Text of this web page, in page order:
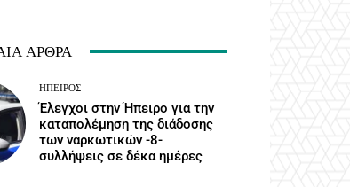
ΆΡΘΡΑ
ΉΠΕΙΡΟΣ
Έλεγχοι στην Ήπειρο για την
καταπολέμηση της διάδοσης
των ναρκωτικών -8-
συλλήψεις σε δέκα ημέρες